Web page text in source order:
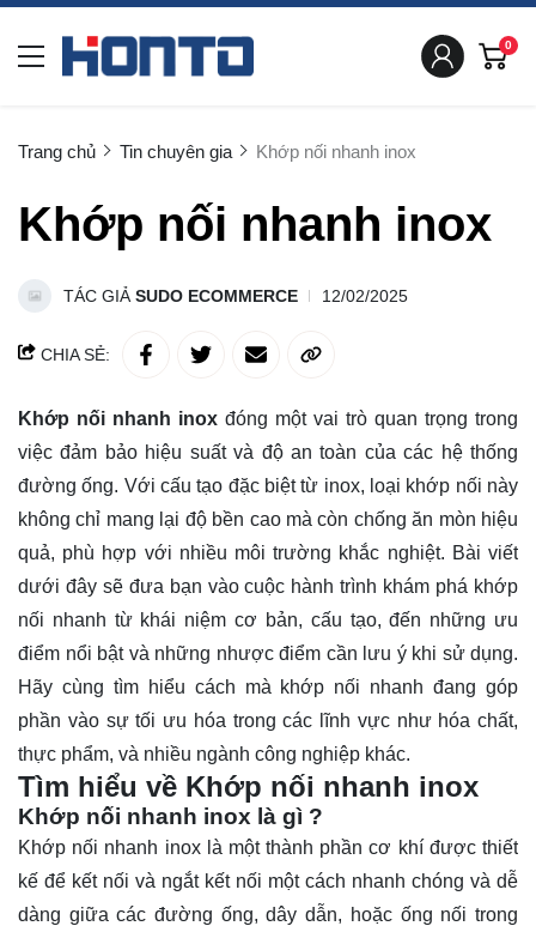
0
Trang chủ Tin chuyên gia Khớp nối nhanh inox
Khớp nối nhanh inox
TÁC GIẢ SUDO ECOMMERCE 12/02/2025
CHIA SẺ:
Khớp nối nhanh inox đóng một vai trò quan trọng trong
việc đảm bảo hiệu suất và độ an toàn của các hệ thống
đường ống. Với cấu tạo đặc biệt từ inox, loại khớp nối này
không chỉ mang lại độ bền cao mà còn chống ăn mòn hiệu
quả, phù hợp với nhiều môi trường khắc nghiệt. Bài viết
dưới đây sẽ đưa bạn vào cuộc hành trình khám phá khớp
nối nhanh từ khái niệm cơ bản, cấu tạo, đến những ưu
điểm nổi bật và những nhược điểm cần lưu ý khi sử dụng.
Hãy cùng tìm hiểu cách mà khớp nối nhanh đang góp
phần vào sự tối ưu hóa trong các lĩnh vực như hóa chất,
thực phẩm, và nhiều ngành công nghiệp khác.
Tìm hiểu về Khớp nối nhanh inox
Khớp nối nhanh inox là gì ?
Khớp nối nhanh inox là một thành phần cơ khí được thiết
kế để kết nối và ngắt kết nối một cách nhanh chóng và dễ
dàng giữa các đường ống, dây dẫn, hoặc ống nối trong